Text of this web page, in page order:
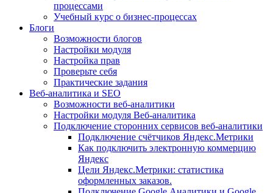
процессами
Учебный курс о бизнес-процессах
Блоги
Возможности блогов
Настройки модуля
Настройка прав
Проверьте себя
Практические задания
Веб-аналитика и SEO
Возможности веб-аналитики
Настройки модуля Веб-аналитика
Подключение сторонних сервисов веб-аналитики
Подключение счётчиков Яндекс.Метрики
Как подключить электронную коммерцию
Яндекс
Цели Яндекс.Метрики: статистика
оформленных заказов.